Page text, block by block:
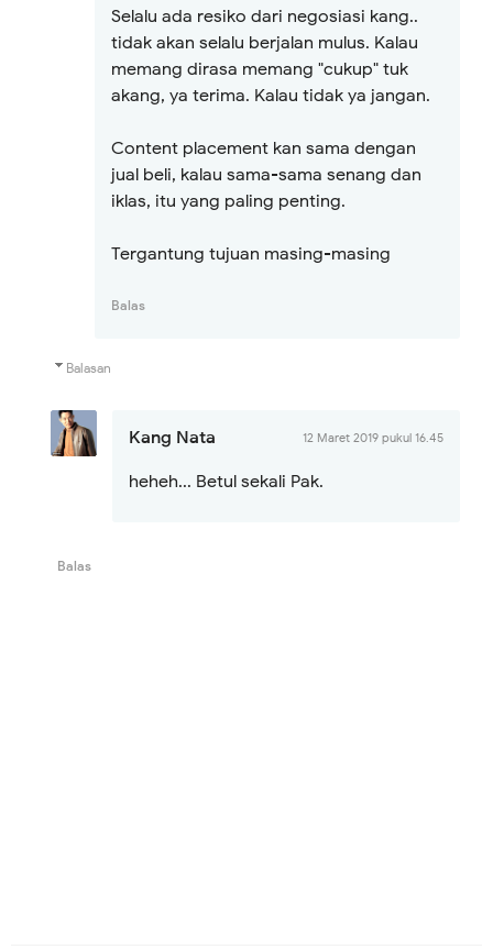
Selalu ada resiko dari negosiasi kang..
tidak akan selalu berjalan mulus. Kalau
memang dirasa memang "cukup" tuk
akang, ya terima. Kalau tidak ya jangan.
Content placement kan sama dengan
jual beli, kalau sama-sama senang dan
iklas, itu yang paling penting.
Tergantung tujuan masing-masing
Balas
Balasan
Kang Nata 12 Maret 2019 pukul 16.45
heheh... Betul sekali Pak.
Balas